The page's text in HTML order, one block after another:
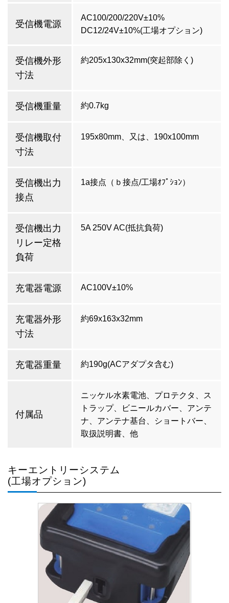
受信機電源
AC100/200/220V±10%
DC12/24V±10%(工場オプション)
受信機外形
寸法
約205x130x32mm(突起部除く)
受信機重量 約0.7kg
受信機取付
寸法
195x80mm、又は、190x100mm
受信機出力
接点
1a接点（ｂ接点/工場ｵﾌﾟｼｮﾝ）
受信機出力
リレー定格
負荷
5A 250V AC(抵抗負荷)
充電器電源 AC100V±10%
充電器外形
寸法
約69x163x32mm
充電器重量 約190g(ACアダプタ含む)
付属品
ニッケル水素電池、プロテクタ、ス
トラップ、ビニールカバー、アンテ
ナ、アンテナ基台、ショートバー、
取扱説明書、他
キーエントリーシステム
(工場オプション)